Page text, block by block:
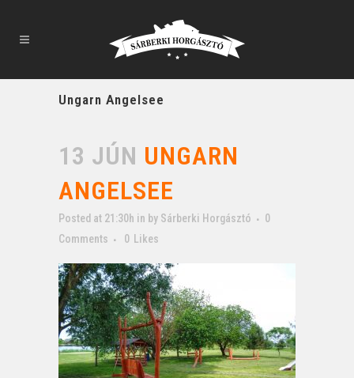
Ungarn Angelsee
13 JÚN UNGARN
ANGELSEE
Posted at 21:30h in by Sárberki Horgásztó
0
Comments
0 Likes